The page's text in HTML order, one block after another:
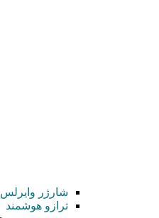
شارژر وایرلس
ترازو هوشمند